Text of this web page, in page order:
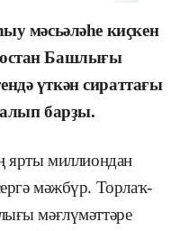
мәсьәләһе киҫкен
Башлығы
үткән сираттағы
алып барҙы.
ярты миллиондан
мәжбүр. Торлаҡ-
мәғлүмәттәре